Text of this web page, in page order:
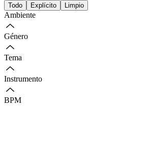
Todo Explícito Limpio
Ambiente
Género
Tema
Instrumento
BPM